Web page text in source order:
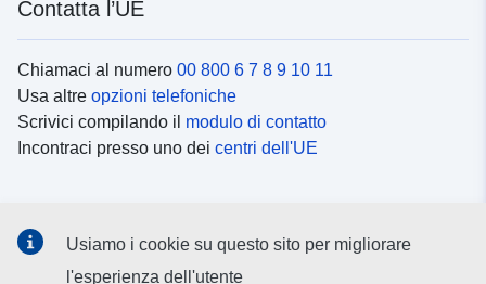
Contatta l’UE
Chiamaci al numero 00 800 6 7 8 9 10 11
Usa altre opzioni telefoniche
Scrivici compilando il modulo di contatto
Incontraci presso uno dei centri dell'UE
Cerca icanali social
Usiamo i cookie su questo sito per migliorare
l'esperienza dell'utente